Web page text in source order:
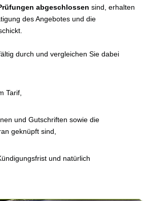
abgeschlossen sind, erhalten
des Angebotes und die
durch und vergleichen Sie dabei
Tarif,
und Gutschriften sowie die
geknüpft sind,
und natürlich